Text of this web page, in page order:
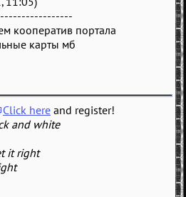
кооператив портала
карты мб
Click here and register!
and white
it right